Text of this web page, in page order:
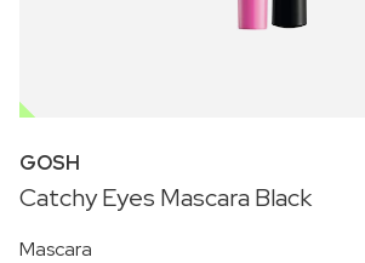
OUTLET
GOSH
Catchy Eyes Mascara Black
Mascara